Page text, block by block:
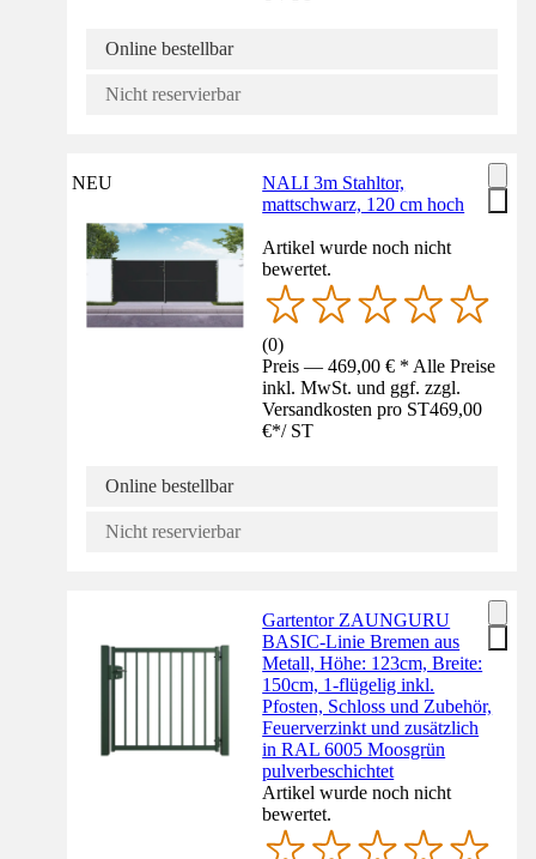
Online bestellbar
Nicht reservierbar
NEU
NALI 3m Stahltor,
mattschwarz, 120 cm hoch
Artikel wurde noch nicht
bewertet.
(0)
Preis — 469,00 € * Alle Preise
inkl. MwSt. und ggf. zzgl.
Versandkosten pro ST469,00
€*/ ST
Online bestellbar
Nicht reservierbar
Gartentor ZAUNGURU
BASIC-Linie Bremen aus
Metall, Höhe: 123cm, Breite:
150cm, 1-flügelig inkl.
Pfosten, Schloss und Zubehör,
Feuerverzinkt und zusätzlich
in RAL 6005 Moosgrün
pulverbeschichtet
Artikel wurde noch nicht
bewertet.